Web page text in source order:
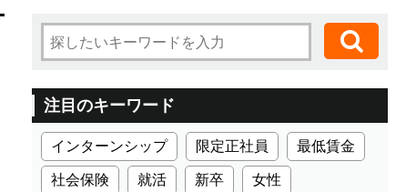
注目のキーワード
インターンシップ 限定正社員 最低賃金
社会保険 就活 新卒 女性